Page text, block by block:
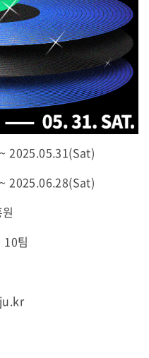
2025.05.31(Sat)
2025.06.28(Sat)
10팀